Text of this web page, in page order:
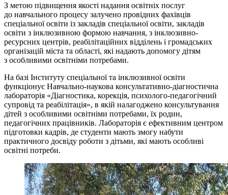
З метою підвищення якості надання освітніх послуг
до навчального процесу залучено провідних фахівців
спеціальної освіти із закладів спеціальної освіти, закладів
освіти з інклюзивною формою навчання, з інклюзивно-
ресурсних центрів, реабілітаційних відділень і громадських
організацій міста та області, які надають допомогу дітям
з особливими освітніми потребами.
На базі Інституту спеціальної та інклюзивної освіти
функціонує Навчально-наукова консультативно-діагностична
лабораторія «Діагностика, корекція, психолого-педагогічний
супровід та реабілітація», в якій налагоджено консультування
дітей з особливими освітніми потребами, їх родин,
педагогічних працівників. Лабораторія є ефективним центром
підготовки кадрів, де студенти мають змогу набути
практичного досвіду роботи з дітьми, які мають особливі
освітні потреби.